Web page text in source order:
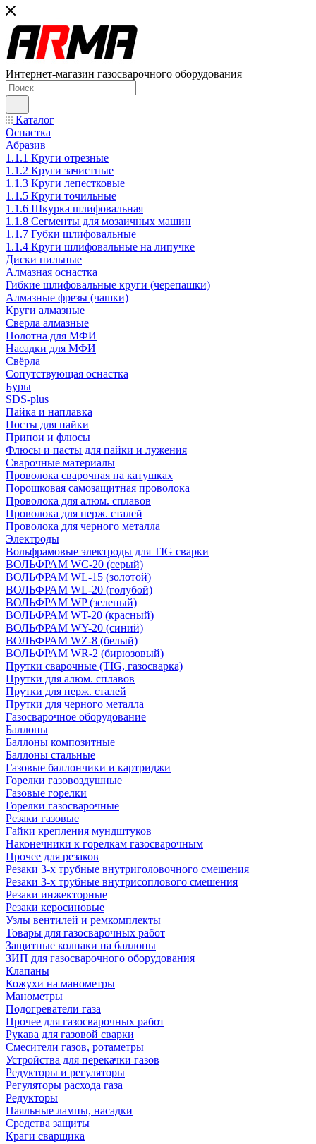
Интернет-магазин газосварочного оборудования
Каталог
Оснастка
Абразив
1.1.1 Круги отрезные
1.1.2 Круги зачистные
1.1.3 Круги лепестковые
1.1.5 Круги точильные
1.1.6 Шкурка шлифовальная
1.1.8 Сегменты для мозаичных машин
1.1.7 Губки шлифовальные
1.1.4 Круги шлифовальные на липучке
Диски пильные
Алмазная оснастка
Гибкие шлифовальные круги (черепашки)
Алмазные фрезы (чашки)
Круги алмазные
Сверла алмазные
Полотна для МФИ
Насадки для МФИ
Свёрла
Сопутствующая оснастка
Буры
SDS-plus
Пайка и наплавка
Посты для пайки
Припои и флюсы
Флюсы и пасты для пайки и лужения
Сварочные материалы
Проволока сварочная на катушках
Порошковая самозащитная проволока
Проволока для алюм. сплавов
Проволока для нерж. сталей
Проволока для черного металла
Электроды
Вольфрамовые электроды для TIG сварки
ВОЛЬФРАМ WC-20 (серый)
ВОЛЬФРАМ WL-15 (золотой)
ВОЛЬФРАМ WL-20 (голубой)
ВОЛЬФРАМ WP (зеленый)
ВОЛЬФРАМ WT-20 (красный)
ВОЛЬФРАМ WY-20 (синий)
ВОЛЬФРАМ WZ-8 (белый)
ВОЛЬФРАМ WR-2 (бирюзовый)
Прутки сварочные (TIG, газосварка)
Прутки для алюм. сплавов
Прутки для нерж. сталей
Прутки для черного металла
Газосварочное оборудование
Баллоны
Баллоны композитные
Баллоны стальные
Газовые баллончики и картриджи
Горелки газовоздушные
Газовые горелки
Горелки газосварочные
Резаки газовые
Гайки крепления мундштуков
Наконечники к горелкам газосварочным
Прочее для резаков
Резаки 3-х трубные внутриголовочного смешения
Резаки 3-х трубные внутрисоплового смешения
Резаки инжекторные
Резаки керосиновые
Узлы вентилей и ремкомплекты
Товары для газосварочных работ
Защитные колпаки на баллоны
ЗИП для газосварочного оборудования
Клапаны
Кожухи на манометры
Манометры
Подогреватели газа
Прочее для газосварочных работ
Рукава для газовой сварки
Смесители газов, ротаметры
Устройства для перекачки газов
Редукторы и регуляторы
Регуляторы расхода газа
Редукторы
Паяльные лампы, насадки
Средства защиты
Краги сварщика